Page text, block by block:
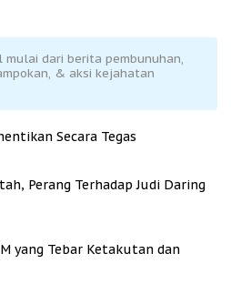
mulai dari berita pembunuhan,
& aksi kejahatan
Secara Tegas
Perang Terhadap Judi Daring
yang Tebar Ketakutan dan